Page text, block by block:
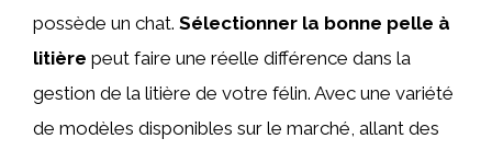
possède un chat. Sélectionner la bonne pelle à
litière peut faire une réelle différence dans la
gestion de la litière de votre félin. Avec une variété
de modèles disponibles sur le marché, allant des